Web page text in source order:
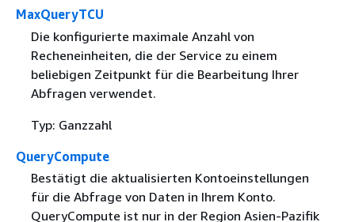
MaxQueryTCU
Die konfigurierte maximale Anzahl von
Recheneinheiten, die der Service zu einem
beliebigen Zeitpunkt für die Bearbeitung Ihrer
Abfragen verwendet.
Typ: Ganzzahl
QueryCompute
Bestätigt die aktualisierten Kontoeinstellungen
für die Abfrage von Daten in Ihrem Konto.
QueryCompute ist nur in der Region Asien-Pazifik